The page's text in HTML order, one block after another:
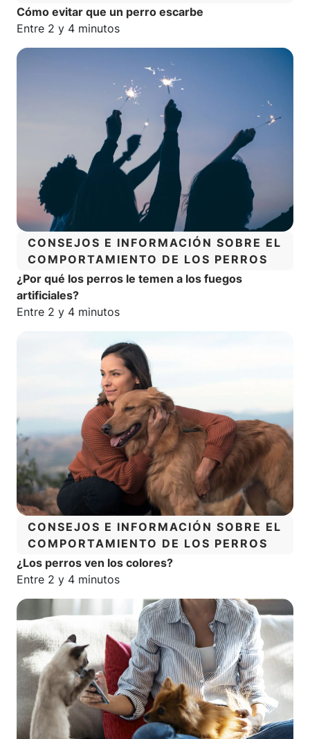
Cómo evitar que un perro escarbe
Tiempo estimado de lectura:
Entre 2 y 4 minutos
CATEGORÍA:
CONSEJOS E INFORMACIÓN SOBRE EL
COMPORTAMIENTO DE LOS PERROS
¿Por qué los perros le temen a los fuegos
artificiales?
Tiempo estimado de lectura:
Entre 2 y 4 minutos
CATEGORÍA:
CONSEJOS E INFORMACIÓN SOBRE EL
COMPORTAMIENTO DE LOS PERROS
¿Los perros ven los colores?
Tiempo estimado de lectura:
Entre 2 y 4 minutos